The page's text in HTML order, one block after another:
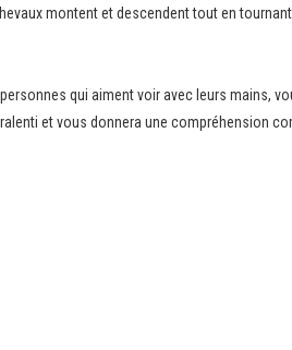
montent et descendent tout en
qui aiment voir avec leurs mains,
et vous donnera une compréhension